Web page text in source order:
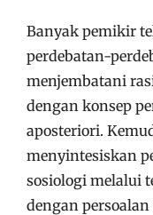
Banyak pemikir
perdebatan-
menjembatani
dengan konsep
aposteriori.
menyintesiskan
sosiologi melalui
dengan